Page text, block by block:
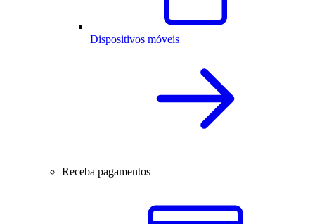
Dispositivos móveis
Receba pagamentos